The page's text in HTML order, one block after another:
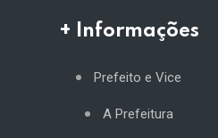
+ Informações
Prefeito e Vice
A Prefeitura